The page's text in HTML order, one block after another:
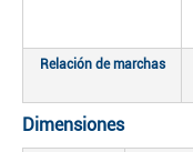
Relación de marchas
Dimensiones